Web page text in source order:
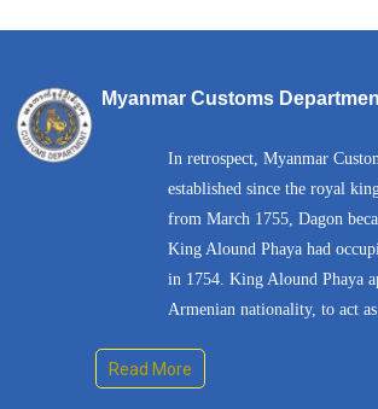
Myanmar Customs
In retrospect, Myanmar
established since the royal
from March 1755, Dagon
King Alound Phaya had
in 1754. King Alound Phaya
Armenian nationality, to act
Read More